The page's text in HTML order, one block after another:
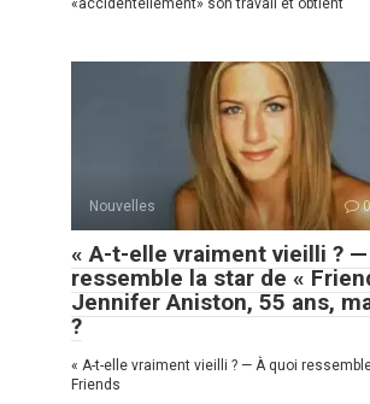
«accidentellement» son travail et obtient
Nouvelles 0
« A-t-elle vraiment vieilli ?
ressemble la star de «
Jennifer Aniston, 55 ans,
?
« A-t-elle vraiment vieilli ? — À quoi
Friends